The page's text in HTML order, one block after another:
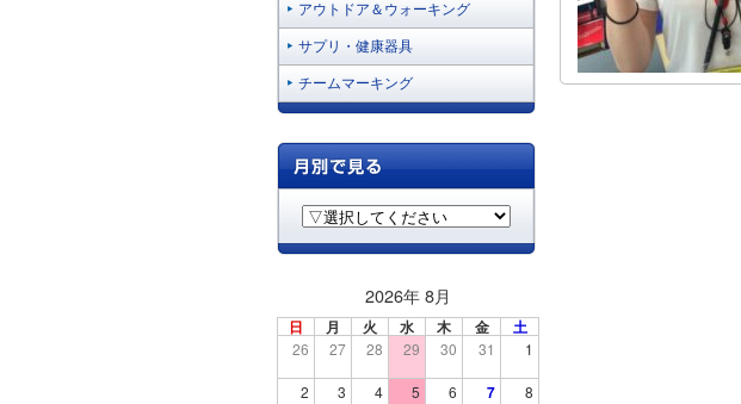
アウトドア＆ウォーキング
サプリ・健康器具
チームマーキング
2026年 8月
日 月 火 水 木 金 土
26 27 28 29 30 31 1
2 3 4 5 6 7 8